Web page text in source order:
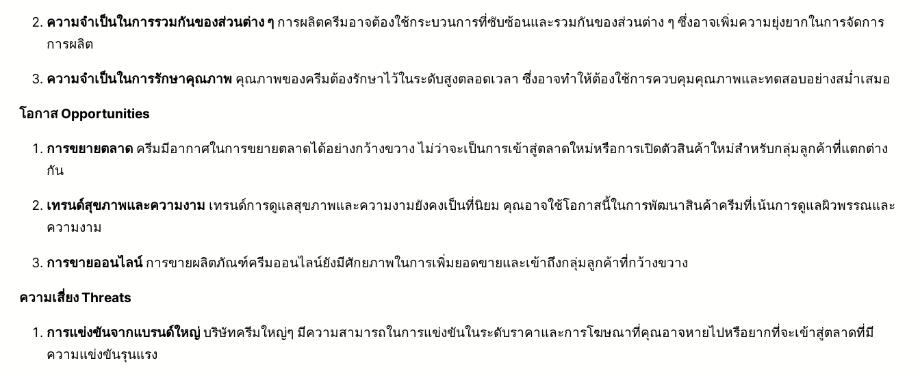
ความจำเป็นในการรวมกันของส่วนต่าง ๆ การผลิตครีมอาจต้องใช้กระบวนการที่ซับซ้อนและรวมกันของส่วนต่าง ๆ ซึ่งอาจเพิ่มความยุ่งยากในการจัดการ
การผลิต
ความจำเป็นในการรักษาคุณภาพ คุณภาพของครีมต้องรักษาไว้ในระดับสูงตลอดเวลา ซึ่งอาจทำให้ต้องใช้การควบคุมคุณภาพและทดสอบอย่างสม่ำเสมอ
โอกาส Opportunities
การขยายตลาด ครีมมีอากาศในการขยายตลาดได้อย่างกว้างขวาง ไม่ว่าจะเป็นการเข้าสู่ตลาดใหม่หรือการเปิดตัวสินค้าใหม่สำหรับกลุ่มลูกค้าที่แตกต่าง
กัน
เทรนด์สุขภาพและความงาม เทรนด์การดูแลสุขภาพและความงามยังคงเป็นที่นิยม คุณอาจใช้โอกาสนี้ในการพัฒนาสินค้าครีมที่เน้นการดูแลผิวพรรณและ
ความงาม
การขายออนไลน์การขายผลิตภัณฑ์ครีมออนไลน์ยังมีศักยภาพในการเพิ่มยอดขายและเข้าถึงกลุ่มลูกค้าที่กว้างขวาง
ความเสี่ยง Threats
การแข่งขันจากแบรนด์ใหญ่ บริษัทครีมใหญ่ๆ มีความสามารถในการแข่งขันในระดับราคาและการโฆษณาที่คุณอาจหายไปหรือยากที่จะเข้าสู่ตลาดที่มี
ความแข่งขันรุนแรง